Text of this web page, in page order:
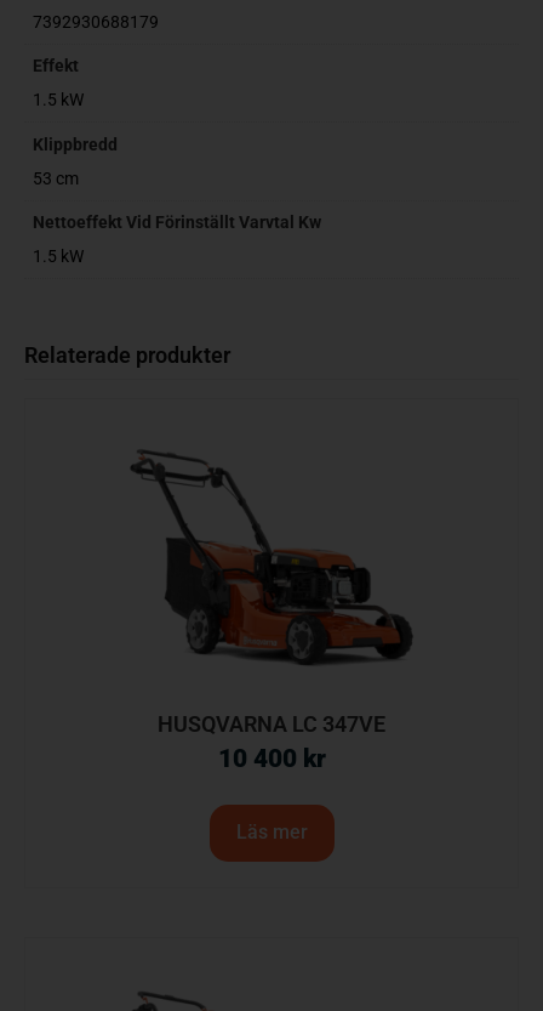
7392930688179
Effekt
1.5 kW
Klippbredd
53 cm
Nettoeffekt Vid Förinställt Varvtal Kw
1.5 kW
Relaterade produkter
HUSQVARNA LC 347VE
10 400 kr
Läs mer